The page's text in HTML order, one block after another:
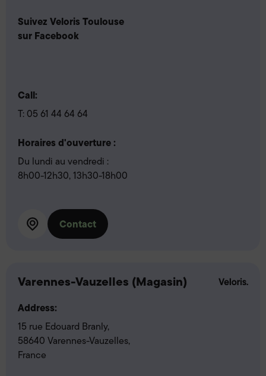
Suivez Veloris Toulouse
sur Facebook
Call:
T: 05 61 44 64 64
Horaires d'ouverture :
Du lundi au vendredi :
8h00-12h30, 13h30-18h00
Contact
Varennes-Vauzelles (Magasin)
Address:
15 rue Edouard Branly,
58640 Varennes-Vauzelles,
France